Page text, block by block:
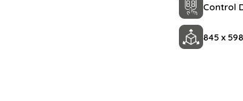
Control
845 x